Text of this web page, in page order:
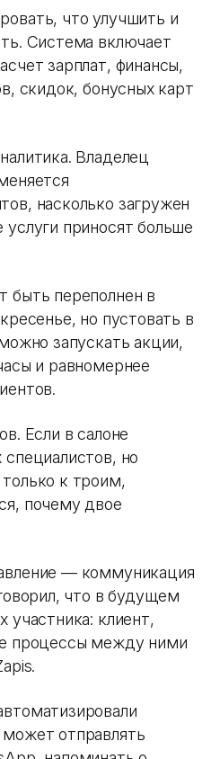
что улучшить и
Система включает
зарплат, финансы,
скидок, бонусных карт
Владелец
насколько загружен
приносят больше
быть переполнен в
но пустовать в
запускать акции,
и равномернее
Если в салоне
но
к троим,
почему двое
— коммуникация
что в будущем
участника: клиент,
процессы между ними
отправлять